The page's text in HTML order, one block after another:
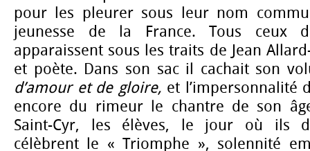
pour les pleurer sous leur nom
jeunesse de la France. Tous ceux
apparaissent sous les traits de Jean
et poète. Dans son sac il cachait son
d’amour et de gloire, et l’impersonnalité
encore du rimeur le chantre de son
Saint-Cyr, les élèves, le jour où ils
célèbrent le « Triomphe », solennité